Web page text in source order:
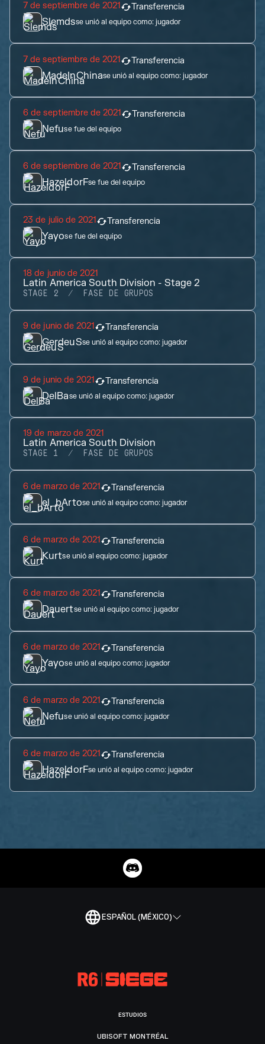
7 de septiembre de 2021 Transferencia
Slemdsse unió al equipo como:jugador
7 de septiembre de 2021 Transferencia
MadeInChinase unió al equipo como:jugador
6 de septiembre de 2021 Transferencia
Nefuse fue del equipo
6 de septiembre de 2021 Transferencia
HazeldorFse fue del equipo
23 de julio de 2021 Transferencia
Yayose fue del equipo
18 de junio de 2021
Latin America South Division - Stage 2
STAGE 2 FASE DE GRUPOS
9 de junio de 2021 Transferencia
GerdeuSse unió al equipo como:jugador
9 de junio de 2021 Transferencia
DelBase unió al equipo como:jugador
19 de marzo de 2021
Latin America South Division
STAGE 1 FASE DE GRUPOS
6 de marzo de 2021 Transferencia
el_bArtose unió al equipo como:jugador
6 de marzo de 2021 Transferencia
Kurtse unió al equipo como:jugador
6 de marzo de 2021 Transferencia
Dauertse unió al equipo como:jugador
6 de marzo de 2021 Transferencia
Yayose unió al equipo como:jugador
6 de marzo de 2021 Transferencia
Nefuse unió al equipo como:jugador
6 de marzo de 2021 Transferencia
HazeldorFse unió al equipo como:jugador
ESPAÑOL (MÉXICO)
ESTUDIOS
UBISOFT MONTRÉAL